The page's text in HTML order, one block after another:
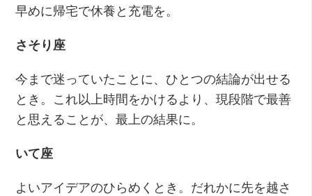
早めに帰宅で休養と充電を。
さそり座
今まで迷っていたことに、ひとつの結論が出せる
とき。これ以上時間をかけるより、現段階で最善
と思えることが、最上の結果に。
いて座
よいアイデアのひらめくとき。だれかに先を越さ